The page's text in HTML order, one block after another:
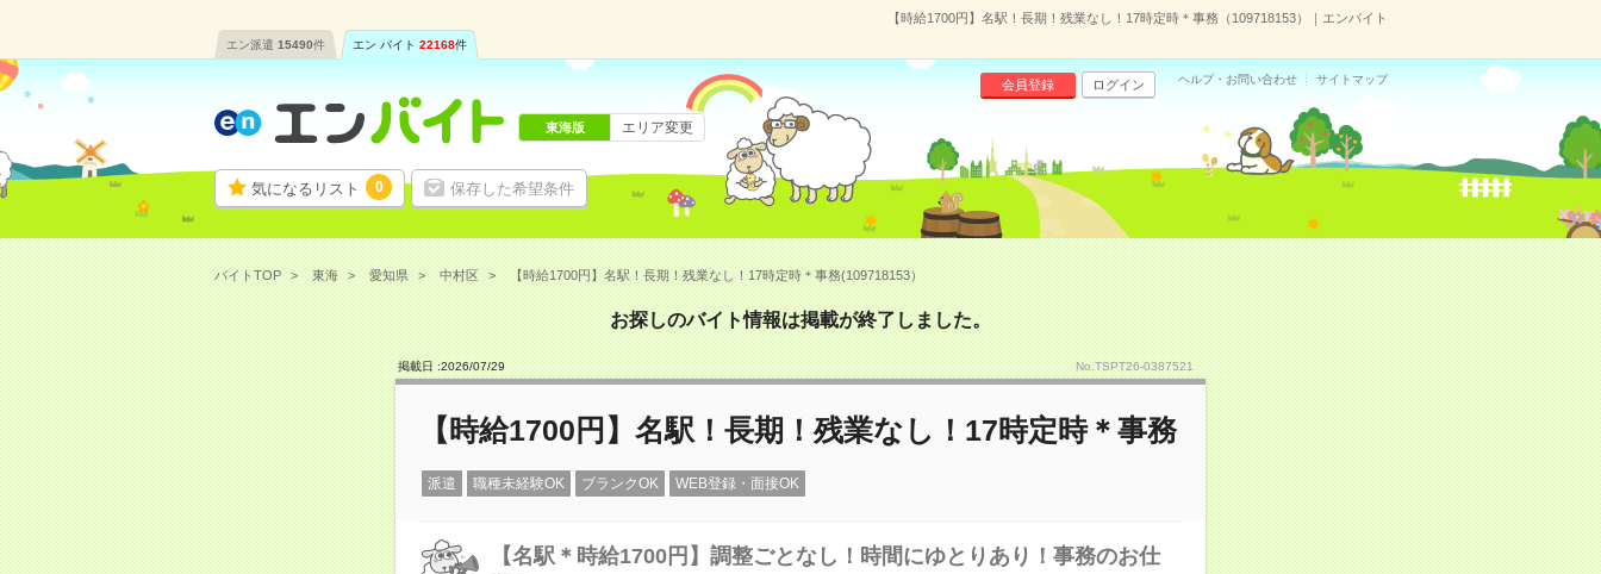
【時給1700円】名駅！長期！残業なし！17時定時＊事務（109718153）｜エンバイト
エン派遣 15490件 エン バイト 22168件
気になるリスト 0 保存した希望条件
会員登録 ログイン ヘルプ・お問い合わせ サイトマップ
東海版 エリア変更
バイトTOP 東海 愛知県 中村区 【時給1700円】名駅！長期！残業なし！17時定時＊事務(109718153）
お探しのバイト情報は掲載が終了しました。
掲載日 :2026/07/29 No.TSPT26-0387521
【時給1700円】名駅！長期！残業なし！17時定時＊事務
派遣 職種未経験OK ブランクOK WEB登録・面接OK
【名駅＊時給1700円】調整ごとなし！時間にゆとりあり！事務のお仕